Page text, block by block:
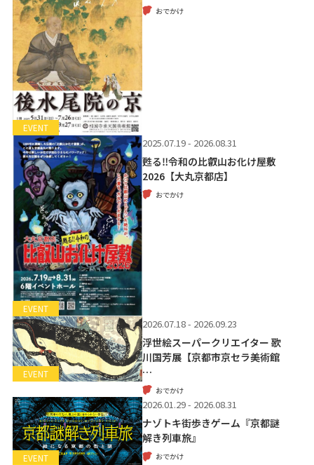
EVENT
おでかけ
EVENT
2025.07.19 - 2026.08.31
甦る‼令和の比叡山お化け屋敷
2026【大丸京都店】
おでかけ
EVENT
2026.07.18 - 2026.09.23
浮世絵スーパークリエイター 歌
川国芳展【京都市京セラ美術館
…
おでかけ
EVENT
2026.01.29 - 2026.08.31
ナゾトキ街歩きゲーム『京都謎
解き列車旅』
おでかけ